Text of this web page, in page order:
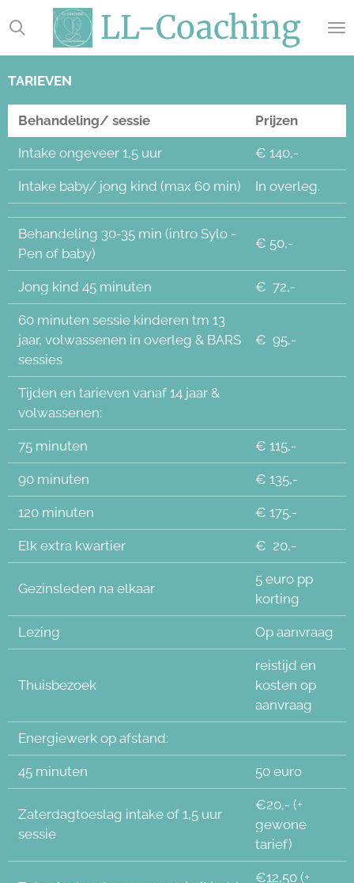
Ga
direct
naar
de
LL-Coaching
TARIEVEN
Behandeling/ sessie Prijzen
Intake ongeveer 1,5 uur € 140,-
Intake baby/ jong kind (max 60 min) In overleg.
Behandeling 30-35 min (intro Sylo -
Pen of baby)
€ 50,-
Jong kind 45 minuten € 72,-
60 minuten sessie kinderen tm 13
jaar, volwassenen in overleg & BARS
sessies
€ 95,-
Tijden en tarieven vanaf 14 jaar &
volwassenen:
75 minuten € 115,-
90 minuten € 135,-
120 minuten € 175.-
Elk extra kwartier € 20,-
Gezinsleden na elkaar
5 euro pp
korting
Lezing Op aanvraag
Thuisbezoek
reistijd en
kosten op
aanvraag
Energiewerk op afstand:
45 minuten 50 euro
Zaterdagtoeslag intake of 1,5 uur
sessie
€20,- (+
gewone
tarief)
€12,50 (+